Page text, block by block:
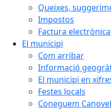
Queixes,
Impostos
Factura electrònica
El municipi
Com arribar
Informació
El municipi en
Festes locals
Coneguem